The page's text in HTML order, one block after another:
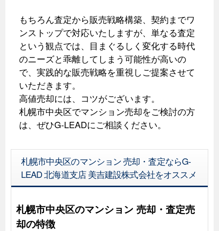
もちろん査定から販売戦略構築、契約までワ
ンストップで対応いたしますが、単なる査定
という観点では、目まぐるしく変化する時代
のニーズと乖離してしまう可能性が高いの
で、実践的な販売戦略を重視しご提案させて
いただきます。
高値売却には、コツがございます。
札幌市中央区でマンション売却をご検討の方
は、ぜひG-LEADにご相談ください。
札幌市中央区のマンション 売却・査定ならG-
LEAD 北海道支店 美吉建設株式会社をオススメ
札幌市中央区のマンション 売却・査定売
却の特徴